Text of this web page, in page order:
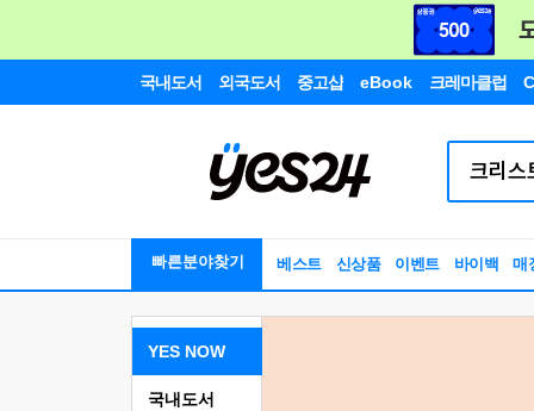
국내도서 외국도서 중고샵 eBook 크레마클럽
빠른분야찾기 베스트 신상품 이벤트 바이백 매
YES NOW
국내도서